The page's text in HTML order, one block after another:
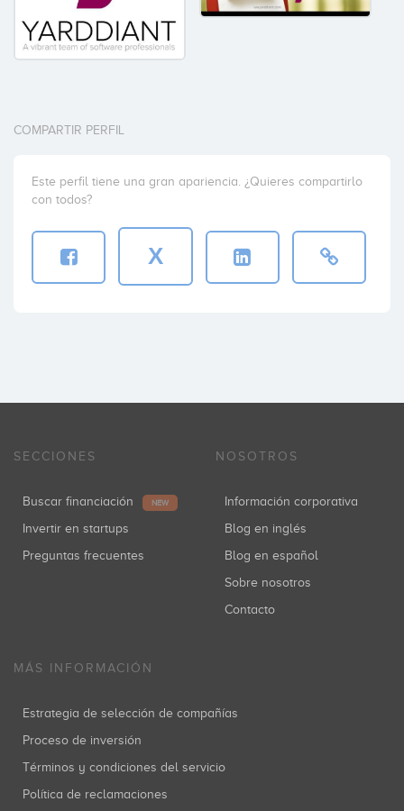
COMPARTIR PERFIL
Este perfil tiene una gran apariencia. ¿Quieres compartirlo
con todos?
X
SECCIONES
Buscar financiación NEW
Invertir en startups
Preguntas frecuentes
NOSOTROS
Información corporativa
Blog en inglés
Blog en español
Sobre nosotros
Contacto
MÁS INFORMACIÓN
Estrategia de selección de compañías
Proceso de inversión
Términos y condiciones del servicio
Política de reclamaciones